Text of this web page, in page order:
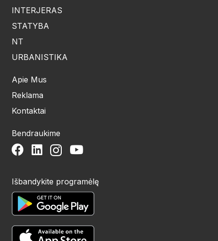
INTERJERAS
STATYBA
NT
URBANISTIKA
Apie Mus
Reklama
Kontaktai
Bendraukime
Išbandykite programėlę